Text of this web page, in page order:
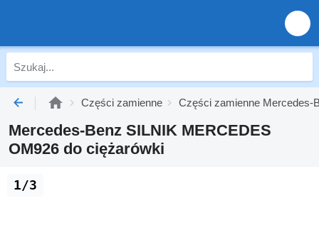
Części zamienne Części zamienne Mercedes-
Mercedes-Benz SILNIK MERCEDES
OM926 do ciężarówki
1/3